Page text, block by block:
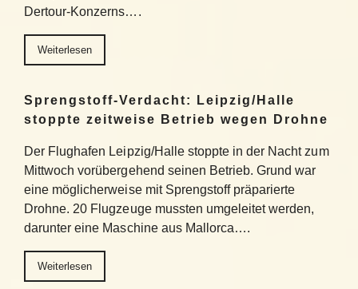
Dertour-Konzerns….
Weiterlesen
Sprengstoff-Verdacht: Leipzig/Halle
stoppte zeitweise Betrieb wegen Drohne
Der Flughafen Leipzig/Halle stoppte in der Nacht zum
Mittwoch vorübergehend seinen Betrieb. Grund war
eine möglicherweise mit Sprengstoff präparierte
Drohne. 20 Flugzeuge mussten umgeleitet werden,
darunter eine Maschine aus Mallorca….
Weiterlesen